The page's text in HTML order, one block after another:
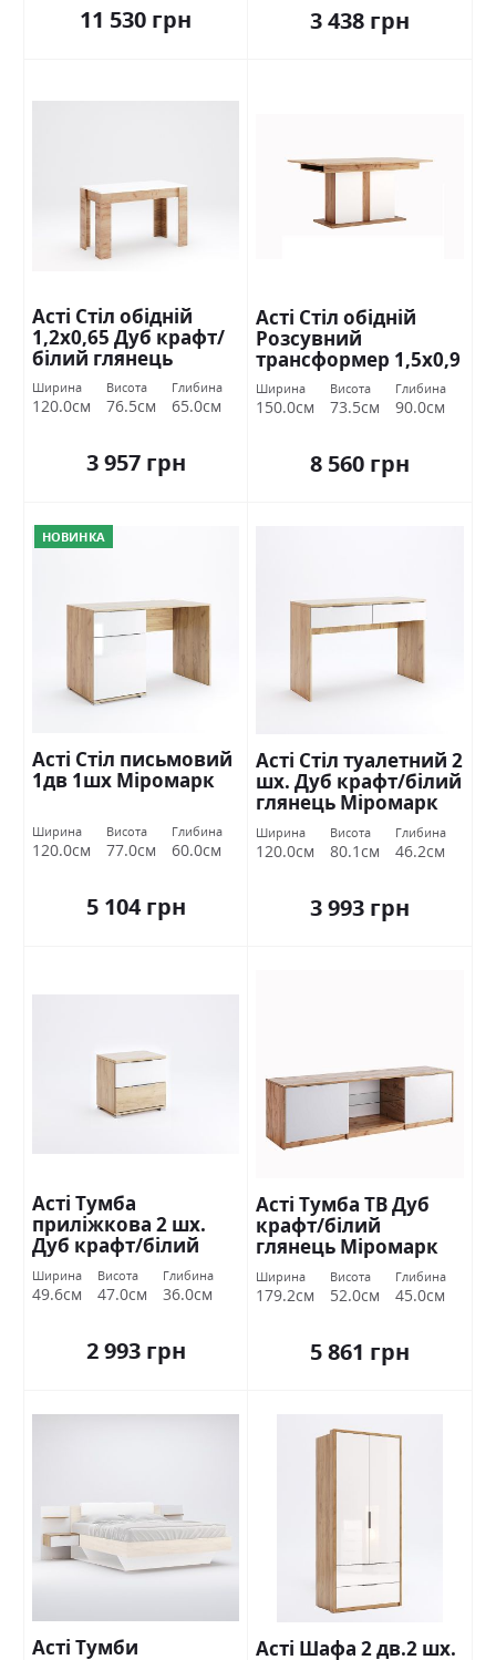
11 530 грн 3 438 грн
Асті Стіл обідній
1,2х0,65 Дуб крафт/
білий глянець
Міромарк
Ширина
120.0см
Висота
76.5см
Глибина
65.0см
3 957 грн
Асті Стіл обідній
Розсувний
трансформер 1,5х0,9
Дуб крафт/білий
глянець Міромарк
Ширина
150.0см
Висота
73.5см
Глибина
90.0см
8 560 грн
НОВИНКА
Асті Стіл письмовий
1дв 1шх Міромарк
Ширина
120.0см
Висота
77.0см
Глибина
60.0см
5 104 грн
Асті Стіл туалетний 2
шх. Дуб крафт/білий
глянець Міромарк
Ширина
120.0см
Висота
80.1см
Глибина
46.2см
3 993 грн
Асті Тумба
приліжкова 2 шх.
Дуб крафт/білий
глянець Міромарк
Ширина
49.6см
Висота
47.0см
Глибина
36.0см
2 993 грн
Асті Тумба ТВ Дуб
крафт/білий
глянець Міромарк
Ширина
179.2см
Висота
52.0см
Глибина
45.0см
5 861 грн
Асті Тумби
Асті Шафа 2 дв.2 шх.